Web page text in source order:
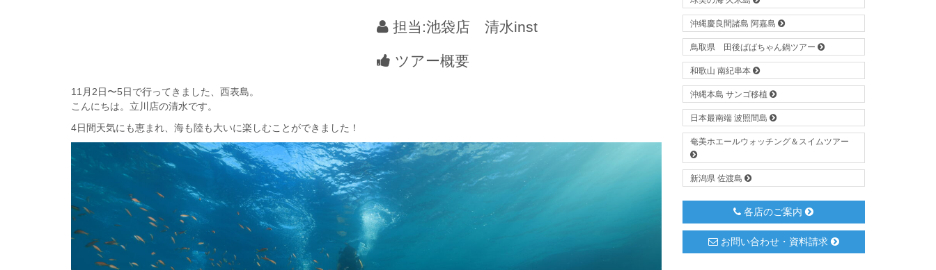
担当:池袋店 清水inst
ツアー概要
11月2日〜5日で行ってきました、西表島。
こんにちは。立川店の清水です。
4日間天気にも恵まれ、海も陸も大いに楽しむことができました！
沖縄慶良間諸島 阿嘉島
鳥取県 田後ばばちゃん鍋ツアー
和歌山 南紀串本
沖縄本島 サンゴ移植
日本最南端 波照間島
奄美ホエールウォッチング＆スイムツアー
新潟県 佐渡島
各店のご案内
お問い合わせ・資料請求